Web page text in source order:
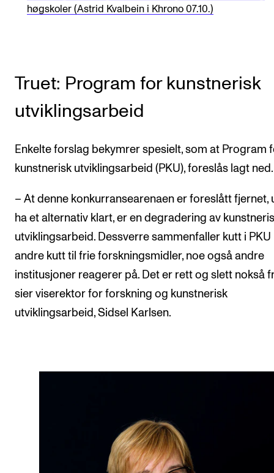
høgskoler (Astrid Kvalbein i Khrono 07.10.)
Truet: Program for kunstnerisk
utviklingsarbeid
Enkelte forslag bekymrer spesielt, som at Program
kunstnerisk utviklingsarbeid (PKU), foreslås lagt ned.
– At denne konkurransearenaen er foreslått fjernet,
ha et alternativ klart, er en degradering av
utviklingsarbeid. Dessverre sammenfaller kutt i PKU
andre kutt til frie forskningsmidler, noe også andre
institusjoner reagerer på. Det er rett og slett nokså
sier viserektor for forskning og kunstnerisk
utviklingsarbeid, Sidsel Karlsen.